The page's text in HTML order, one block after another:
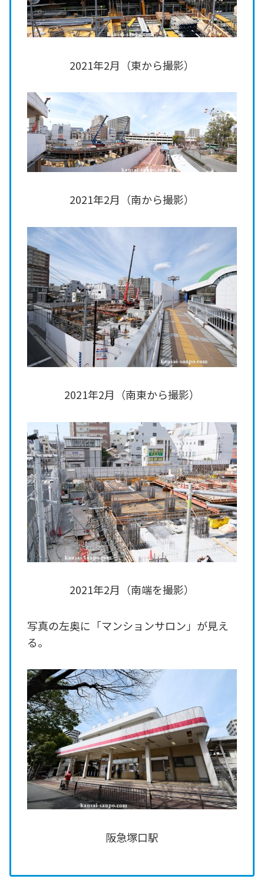
2021年2月（東から撮影）
2021年2月（南から撮影）
2021年2月（南東から撮影）
2021年2月（南端を撮影）
写真の左奥に「マンションサロン」が見え
る。
阪急塚口駅